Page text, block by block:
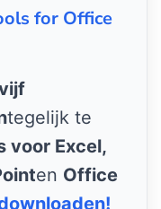
for Office
tegelijk te
voor Excel,
en Office